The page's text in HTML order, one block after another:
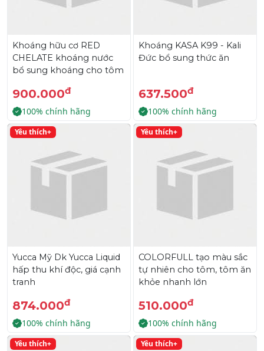
Khoáng hữu cơ RED
CHELATE khoáng nước
bổ sung khoáng cho tôm
900.000đ
100% chính hãng
Khoáng KASA K99 - Kali
Đức bổ sung thức ăn
637.500đ
100% chính hãng
Yêu thích+
Yucca Mỹ Dk Yucca Liquid
hấp thu khí độc, giá cạnh
tranh
874.000đ
100% chính hãng
Yêu thích+
COLORFULL tạo màu sắc
tự nhiên cho tôm, tôm ăn
khỏe nhanh lớn
510.000đ
100% chính hãng
Yêu thích+ Yêu thích+